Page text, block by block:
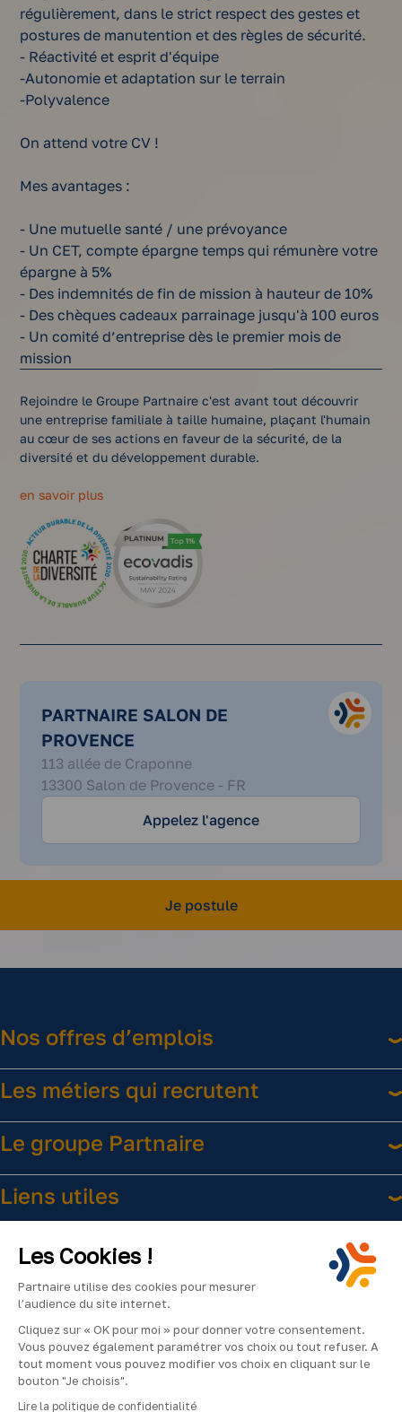
régulièrement, dans le strict respect des gestes et
postures de manutention et des règles de sécurité.
- Réactivité et esprit d'équipe
-Autonomie et adaptation sur le terrain
-Polyvalence
On attend votre CV !
Mes avantages :
- Une mutuelle santé / une prévoyance
- Un CET, compte épargne temps qui rémunère votre
épargne à 5%
- Des indemnités de fin de mission à hauteur de 10%
- Des chèques cadeaux parrainage jusqu'à 100 euros
- Un comité d’entreprise dès le premier mois de
mission
Rejoindre le Groupe Partnaire c'est avant tout découvrir
une entreprise familiale à taille humaine, plaçant l'humain
au cœur de ses actions en faveur de la sécurité, de la
diversité et du développement durable.
en savoir plus
PARTNAIRE SALON DE
PROVENCE
113 allée de Craponne
13300 Salon de Provence - FR
42
11
80
Appelez l'agence
Je postule
Nos offres d’emplois
Les métiers qui recrutent
Le groupe Partnaire
Liens utiles
2024
Facebook
Instagram
LinkedIn
YouTube
Les Cookies !
Partnaire utilise des cookies pour mesurer
l’audience du site internet.
Cliquez sur « OK pour moi » pour donner votre consentement.
Vous pouvez également paramétrer vos choix ou tout refuser. A
tout moment vous pouvez modifier vos choix en cliquant sur le
bouton "Je choisis".
Lire la politique de confidentialité